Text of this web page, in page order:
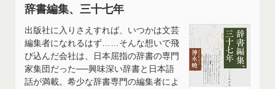
辞書編集、三十七年
出版社に入りさえすれば、いつかは文芸
編集者になれるはず……そんな想いで飛
び込んだ会社は、日本屈指の辞書の専門
家集団だった──興味深い辞書と日本語
話が満載。希少な辞書専門の編集者によ